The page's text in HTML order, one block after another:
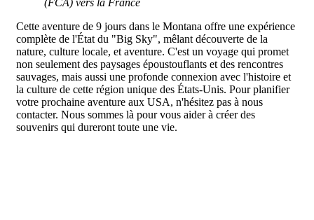
Cette aventure de 9 jours dans le Montana offre une expérience
complète de l'État du "Big Sky", mêlant découverte de la
nature, culture locale, et aventure. C'est un voyage qui promet
non seulement des paysages époustouflants et des rencontres
sauvages, mais aussi une profonde connexion avec l'histoire et
la culture de cette région unique des États-Unis. Pour planifier
votre prochaine aventure aux USA, n'hésitez pas à nous
contacter. Nous sommes là pour vous aider à créer des
souvenirs qui dureront toute une vie.